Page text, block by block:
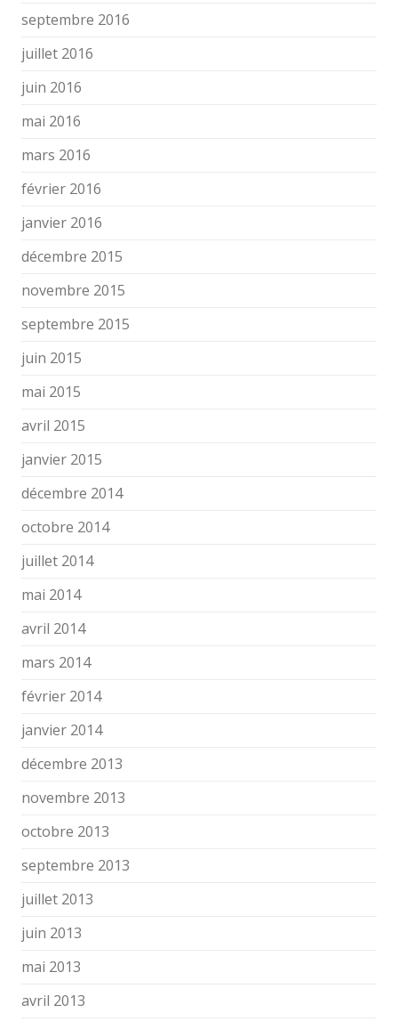
septembre 2016
juillet 2016
juin 2016
mai 2016
mars 2016
février 2016
janvier 2016
décembre 2015
novembre 2015
septembre 2015
juin 2015
mai 2015
avril 2015
janvier 2015
décembre 2014
octobre 2014
juillet 2014
mai 2014
avril 2014
mars 2014
février 2014
janvier 2014
décembre 2013
novembre 2013
octobre 2013
septembre 2013
juillet 2013
juin 2013
mai 2013
avril 2013